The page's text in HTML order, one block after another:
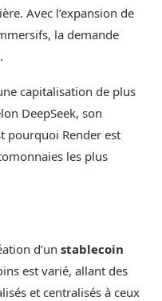
Avec l’expansion de
la demande
capitalisation de plus
DeepSeek, son
pourquoi Render est
les plus
d’un stablecoin
est varié, allant des
et centralisés à ceux